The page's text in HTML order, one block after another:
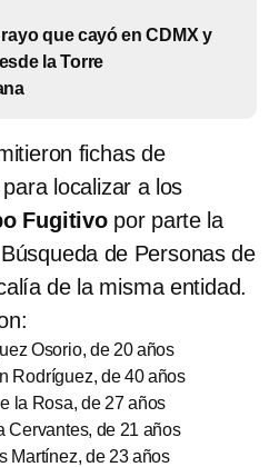
que cayó en CDMX y
la Torre
fichas de
localizar a los
Fugitivopor parte la
de Personas de
de la misma entidad.
Osorio, de 20 años
Rodríguez, de 40 años
la Rosa, de 27 años
Cervantes, de 21 años
Martínez, de 23 años